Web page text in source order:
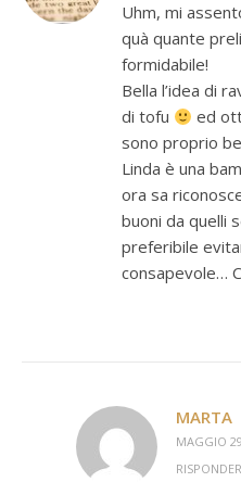
Uhm, mi
quà quante
formidabile!
Bella l’idea di
di tofu
ed
sono proprio
Linda è una
ora sa
buoni da quelli
preferibile
consapevole…
MARTA
MAGGIO